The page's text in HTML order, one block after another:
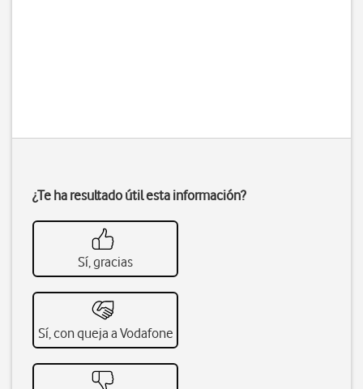
¿Te ha resultado útil esta información?
Sí, gracias
Sí, con queja a Vodafone